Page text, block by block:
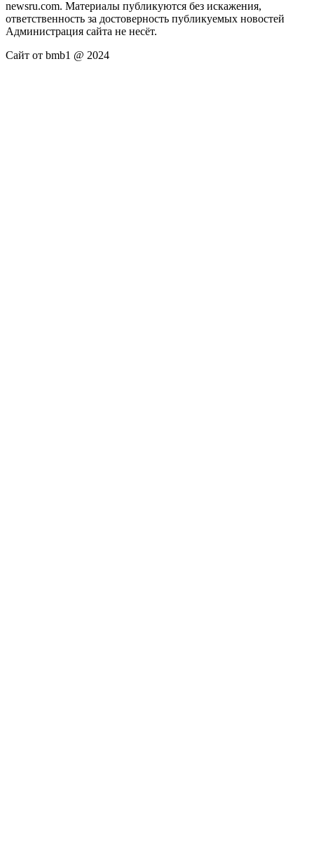
newsru.com. Материалы публикуются без искажения,
ответственность за достоверность публикуемых новостей
Администрация сайта не несёт.
Сайт от bmb1 @ 2024